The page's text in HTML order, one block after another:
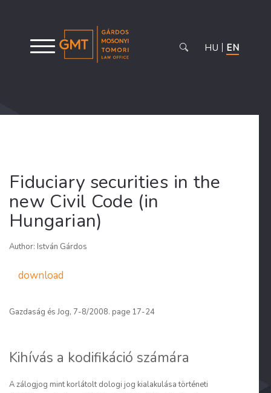
HU EN
Fiduciary securities in the
new Civil Code (in
Hungarian)
Author: István Gárdos
download
Gazdaság és Jog, 7-8/2008. page 17-24
Kihívás a kodifikáció számára
A zálogjog mint korlátolt dologi jog kialakulása történeti